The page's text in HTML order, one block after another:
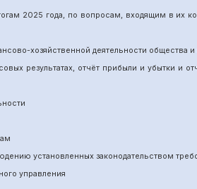
2025 года, по вопросам, входящим в их
хозяйственной деятельности общества
результатах, отчёт прибыли и убытки и
установленных законодательством
управления